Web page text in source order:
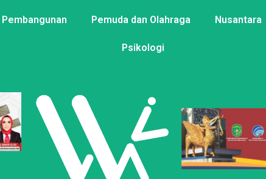
Pembangunan Pemuda dan Olahraga Nusantara
Psikologi